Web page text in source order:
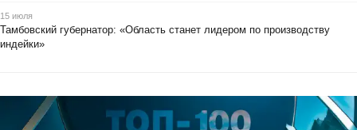
15 июля
Тамбовский губернатор: «Область станет лидером по производству
индейки»